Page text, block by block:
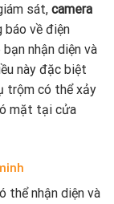
sát, camera
về điện
nhận diện và
này đặc biệt
trộm có thể xảy
mặt tại cửa
thể nhận diện và